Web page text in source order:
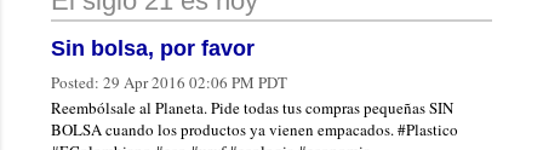
Sin bolsa, por favor
Posted: 29 Apr 2016 02:06 PM PDT
Reembólsale al Planeta. Pide todas tus compras pequeñas SIN
BOLSA cuando los productos ya vienen empacados. #Plastico